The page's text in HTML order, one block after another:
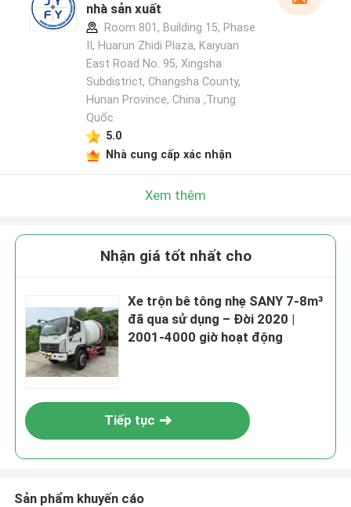
nhà sản xuất
Room 801, Building 15, Phase
II, Huarun Zhidi Plaza, Kaiyuan
East Road No. 95, Xingsha
Subdistrict, Changsha County,
Hunan Province, China ,Trung
Quốc
5.0
Nhà cung cấp xác nhận
Xem thêm
Nhận giá tốt nhất cho
Xe trộn bê tông nhẹ SANY 7-8m³
đã qua sử dụng – Đời 2020 |
2001-4000 giờ hoạt động
Tiếp tục
Sản phẩm khuyến cáo